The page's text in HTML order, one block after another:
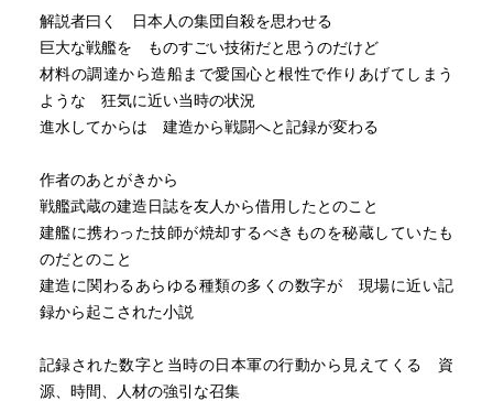
解説者曰く 日本人の集団自殺を思わせる
巨大な戦艦を ものすごい技術だと思うのだけど
材料の調達から造船まで愛国心と根性で作りあげてしまう
ような 狂気に近い当時の状況
進水してからは 建造から戦闘へと記録が変わる
作者のあとがきから
戦艦武蔵の建造日誌を友人から借用したとのこと
建艦に携わった技師が焼却するべきものを秘蔵していたも
のだとのこと
建造に関わるあらゆる種類の多くの数字が 現場に近い記
録から起こされた小説
記録された数字と当時の日本軍の行動から見えてくる 資
源、時間、人材の強引な召集